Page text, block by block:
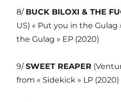
8/ BUCK BILOXI & THE
US) « Put you in the Gulag
the Gulag » EP (2020)
9/SWEET REAPER
from « Sidekick » LP (2020)